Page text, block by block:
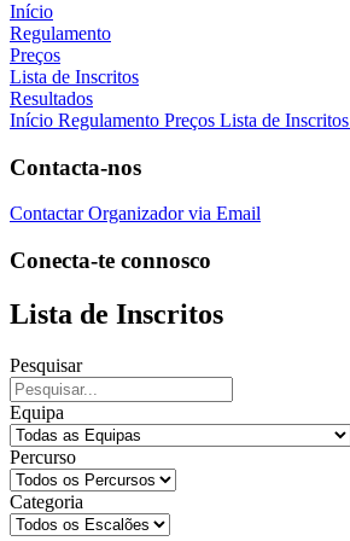
Início
Regulamento
Preços
Lista de Inscritos
Resultados
Início Regulamento Preços Lista de Inscritos
Contacta-nos
Contactar Organizador via Email
Conecta-te connosco
Lista de Inscritos
Pesquisar
Equipa
Percurso
Categoria